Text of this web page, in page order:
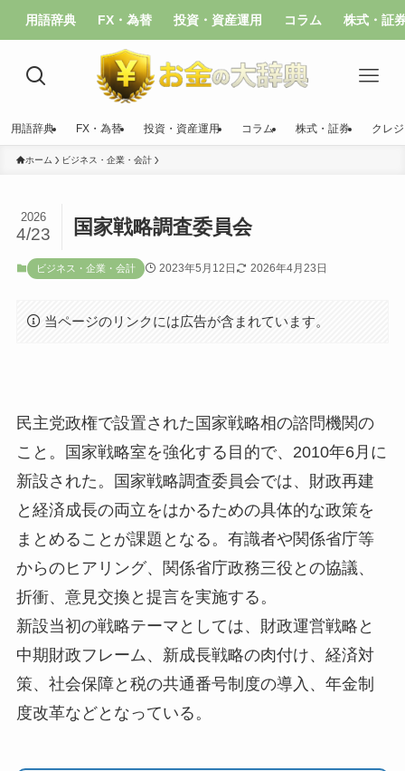
用語辞典 FX・為替 投資・資産運用 コラム 株式・証
用語辞典 FX・為替 投資・資産運用 コラム 株式・証券 クレ
ホーム ビジネス・企業・会計
国家戦略調査委員会
2026
4/23
ビジネス・企業・会計 2023年5月12日 2026年4月23日
当ページのリンクには広告が含まれています。
民主党政権で設置された国家戦略相の諮問機関の
こと。国家戦略室を強化する目的で、2010年6月に
新設された。国家戦略調査委員会では、財政再建
と経済成長の両立をはかるための具体的な政策を
まとめることが課題となる。有識者や関係省庁等
からのヒアリング、関係省庁政務三役との協議、
折衝、意見交換と提言を実施する。
新設当初の戦略テーマとしては、財政運営戦略と
中期財政フレーム、新成長戦略の肉付け、経済対
策、社会保障と税の共通番号制度の導入、年金制
度改革などとなっている。